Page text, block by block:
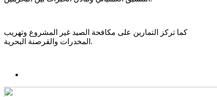
كما تركز التمارين على مكافحة الصيد غير المشروع وتهريب
المخدرات والقرصنة البحرية.